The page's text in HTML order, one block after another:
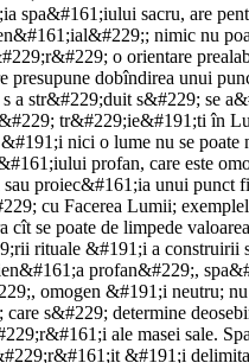
spa&#161;iului sacru, are
nimic nu
o orientare
presupune dobîndirea unui
a str&#229;duit s&#229; se
tr&#229;ie&#191;ti în
nici o lume nu se poate
profan, care este
sau proiec&#161;ia unui
cu Facerea Lumii;
cît se poate de limpede
rituale &#191;i a construirii
profan&#229;,
omogen &#191;i neutru;
s&#229; determine
ale masei sale.
&#191;i